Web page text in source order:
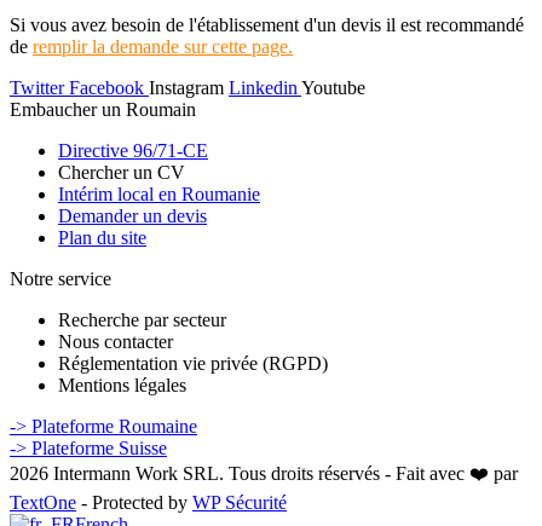
Si vous avez besoin de l'établissement d'un devis il est recommandé
de remplir la demande sur cette page.
Twitter Facebook Instagram Linkedin Youtube
Embaucher un Roumain
Directive 96/71-CE
Chercher un CV
Intérim local en Roumanie
Demander un devis
Plan du site
Notre service
Recherche par secteur
Nous contacter
Réglementation vie privée (RGPD)
Mentions légales
-> Plateforme Roumaine
-> Plateforme Suisse
2026 Intermann Work SRL. Tous droits réservés - Fait avec ❤️ par
TextOne - Protected by WP Sécurité